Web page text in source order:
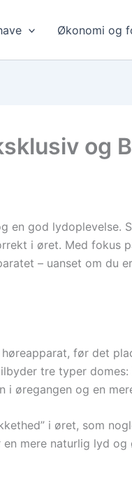
Økonomi og
og
god lydoplevelse.
i øret. Med fokus
– uanset om du
før det
tre typer
i øregangen og en
i øret, som
mere naturlig lyd og